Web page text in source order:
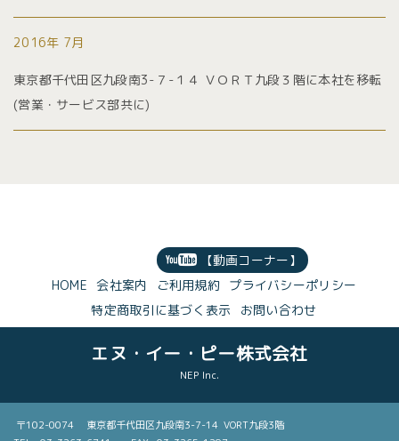
2016年 7月
東京都千代田区九段南3-７-１４ ＶＯＲＴ九段３階に本社を移転
(営業・サービス部共に)
【動画コーナー】
HOME 会社案内 ご利用規約 プライバシーポリシー
特定商取引に基づく表示
お問い合わせ
エヌ・イー・ピー株式会社
NEP Inc.
〒102-0074 東京都千代田区九段南3-7-14 VORT九段3階